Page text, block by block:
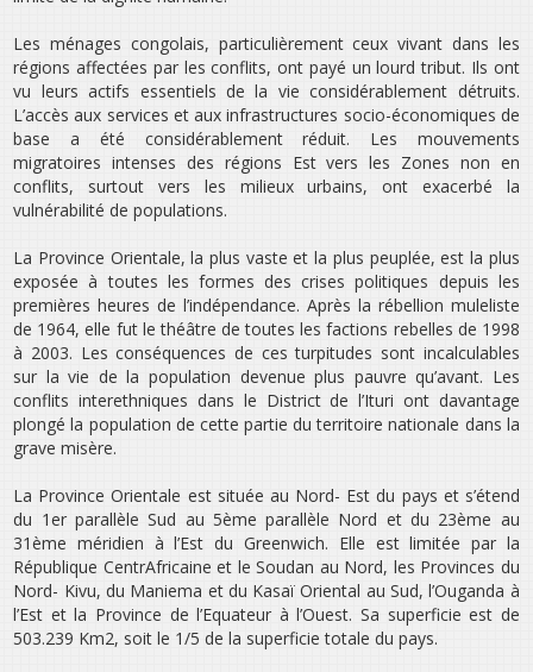
Les ménages congolais, particulièrement ceux vivant dans les
régions affectées par les conflits, ont payé un lourd tribut. Ils ont
vu leurs actifs essentiels de la vie considérablement détruits.
L’accès aux services et aux infrastructures socio-économiques de
base a été considérablement réduit. Les mouvements
migratoires intenses des régions Est vers les Zones non en
conflits, surtout vers les milieux urbains, ont exacerbé la
vulnérabilité de populations.
La Province Orientale, la plus vaste et la plus peuplée, est la plus
exposée à toutes les formes des crises politiques depuis les
premières heures de l’indépendance. Après la rébellion muleliste
de 1964, elle fut le théâtre de toutes les factions rebelles de 1998
à 2003. Les conséquences de ces turpitudes sont incalculables
sur la vie de la population devenue plus pauvre qu’avant. Les
conflits interethniques dans le District de l’Ituri ont davantage
plongé la population de cette partie du territoire nationale dans la
grave misère.
La Province Orientale est située au Nord- Est du pays et s’étend
du 1er parallèle Sud au 5ème parallèle Nord et du 23ème au
31ème méridien à l’Est du Greenwich. Elle est limitée par la
République CentrAfricaine et le Soudan au Nord, les Provinces du
Nord- Kivu, du Maniema et du Kasaï Oriental au Sud, l’Ouganda à
l’Est et la Province de l’Equateur à l’Ouest. Sa superficie est de
503.239 Km2, soit le 1/5 de la superficie totale du pays.